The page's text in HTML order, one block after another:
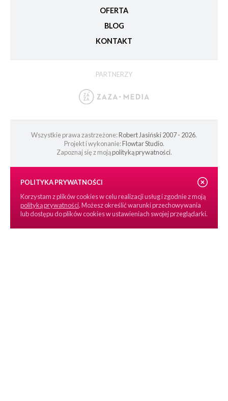
OFERTA
BLOG
KONTAKT
PARTNERZY
Wszystkie prawa zastrzeżone:Robert Jasiński 2007 - 2026.
Projekt i wykonanie:Flowtar Studio.
Zapoznaj się z mojąpolityką prywatności.
POLITYKA PRYWATNOŚCI
Korzystam z plików cookies w celu realizacji usług i zgodnie z moją
polityką prywatności. Możesz określić warunki przechowywania
lub dostępu do plików cookies w ustawieniach swojej przeglądarki.